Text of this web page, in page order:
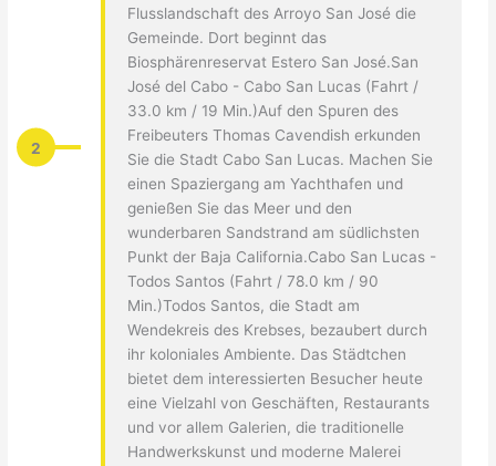
2
Flusslandschaft des Arroyo San José die
Gemeinde. Dort beginnt das
Biosphärenreservat Estero San José.San
José del Cabo - Cabo San Lucas (Fahrt /
33.0 km / 19 Min.)Auf den Spuren des
Freibeuters Thomas Cavendish erkunden
Sie die Stadt Cabo San Lucas. Machen Sie
einen Spaziergang am Yachthafen und
genießen Sie das Meer und den
wunderbaren Sandstrand am südlichsten
Punkt der Baja California.Cabo San Lucas -
Todos Santos (Fahrt / 78.0 km / 90
Min.)Todos Santos, die Stadt am
Wendekreis des Krebses, bezaubert durch
ihr koloniales Ambiente. Das Städtchen
bietet dem interessierten Besucher heute
eine Vielzahl von Geschäften, Restaurants
und vor allem Galerien, die traditionelle
Handwerkskunst und moderne Malerei